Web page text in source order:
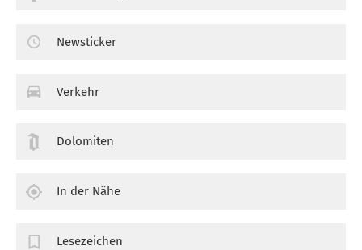
Newsticker
Verkehr
Dolomiten
In der Nähe
Lesezeichen